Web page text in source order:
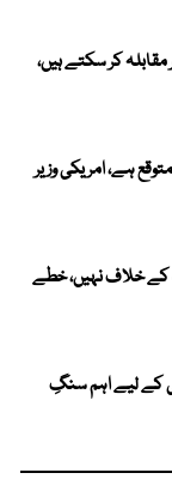
کر سکتے ہیں،
ہے، امریکی وزیر
خلاف نہیں، خطے
کے لیے اہم سنگِ